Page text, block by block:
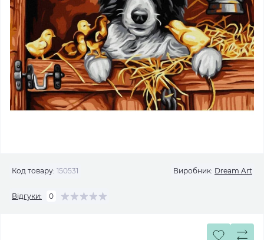
Код товару: 150531 Виробник: Dream Art
Відгуки: 0